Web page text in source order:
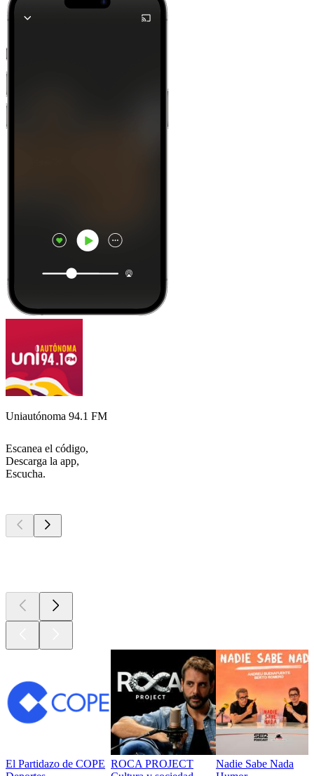
Uniautónoma 94.1 FM
Escanea el código,
Descarga la app,
Escucha.
El Partidazo de COPE ROCA PROJECT
Nadie Sabe Nada